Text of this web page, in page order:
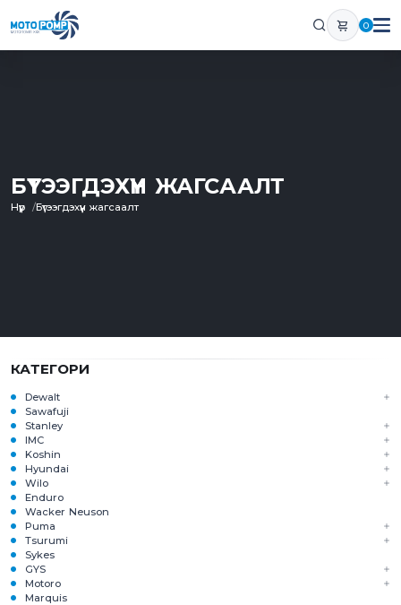
0
БҮТЭЭГДЭХҮҮН ЖАГСААЛТ
Нүүр Бүтээгдэхүүн жагсаалт
КАТЕГОРИ
Dewalt
Sawafuji
Stanley
IMC
Koshin
Hyundai
Wilo
Enduro
Wacker Neuson
Puma
Tsurumi
Sykes
GYS
Motoro
Marquis